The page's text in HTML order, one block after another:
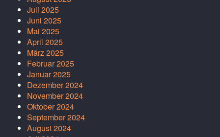
Juli 2025
Juni 2025
Mai 2025
April 2025
März 2025
Februar 2025
Januar 2025
Dezember 2024
November 2024
Oktober 2024
September 2024
August 2024